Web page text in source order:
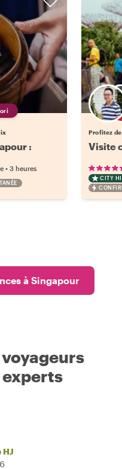
:
• 3 heures
Profitez
Visite
CITY
à Singapour
experts
HJ